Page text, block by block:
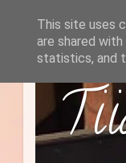
This site uses
are shared
statistics, and